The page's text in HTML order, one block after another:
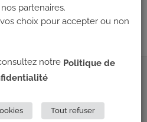
partenaires.
choix pour accepter ou non
notre Politique de
Tout refuser